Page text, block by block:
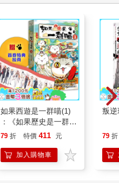
如果西遊是一群喵(1)
：《如果歷史是一群
喵》作者最新力作，附
79 折 特價 411 元
加入購物車
叛逆
79 折